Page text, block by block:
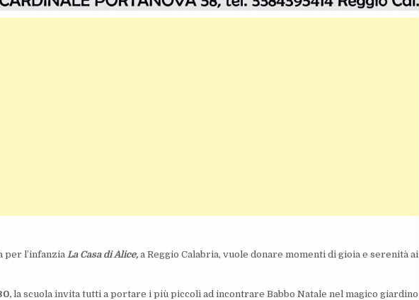
per l’infanziaLa Casa di Alice, a Reggio Calabria, vuole donare momenti di gioia e serenità ai
la scuola invita tutti a portare i più piccoli ad incontrare Babbo Natale nel magico giardino